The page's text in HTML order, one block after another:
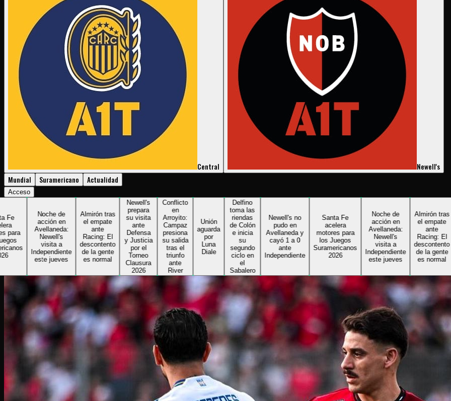
Central
Newell's
Mundial
Suramericano Actualidad
Acceso
Noche de
acción en
Avellaneda:
Newell's
Independiente
este jueves
Almirón tras
el empate
Racing: El
descontento
de la gente
es normal
Newell's
prepara
su visita
ante
Defensa
y Justicia
por el
Torneo
Clausura
Conflicto
Arroyito:
Campaz
presiona
su salida
tras el
triunfo
ante
Unión
aguarda
por
Luna
Diale
toma las
riendas
de Colón
e inicia
segundo
ciclo en
Sabalero
Newell's no
pudo en
Avellaneda y
cayó 1 a 0
Independiente
Santa Fe
motores para
los Juegos
Suramericanos
Noche de
acción en
Avellaneda:
Newell's
Independiente
este jueves
Almirón tras
el empate
Racing: El
descontento
de la gente
es normal